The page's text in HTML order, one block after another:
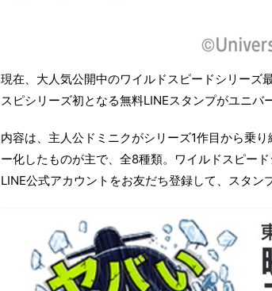
現在、大人気公開中のワイルドスピードシリーズ
スピシリーズ初となる無料LINEスタンプがユニバ
内容は、主人公ドミニクがシリーズ1作目から乗
ー化したものが主で、全8種類。ワイルドスピー
LINE公式アカウントをお友だち登録して、スタン